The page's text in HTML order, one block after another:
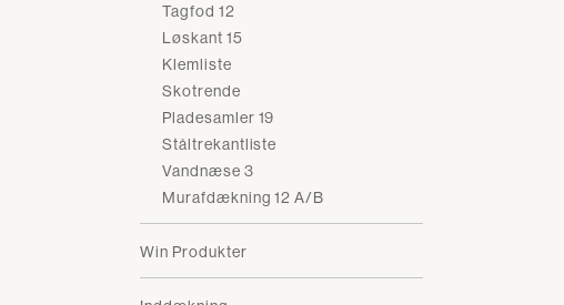
Tagfod 12
Løskant 15
Klemliste
Skotrende
Pladesamler 19
Ståltrekantliste
Vandnæse 3
Murafdækning 12 A/B
Win Produkter